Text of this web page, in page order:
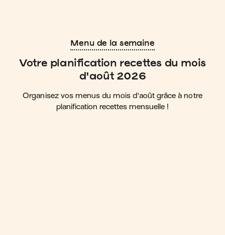
Menu de la semaine
Votre planification recettes du mois
d'août 2026
Organisez vos menus du mois d'août grâce à notre
planification recettes mensuelle !